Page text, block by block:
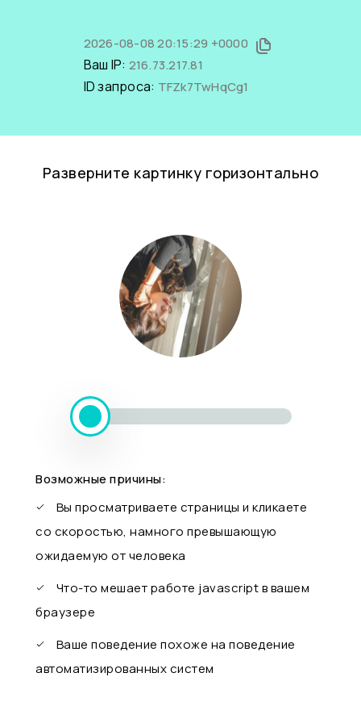
2026-08-08 20:15:29 +0000
Ваш IP: 216.73.217.81
ID запроса: TFZk7TwHqCg1
Разверните картинку горизонтально
Возможные причины:
Вы просматриваете страницы и кликаете
со скоростью, намного превышающую
ожидаемую от человека
Что-то мешает работе javascript в вашем
браузере
Ваше поведение похоже на поведение
автоматизированных систем